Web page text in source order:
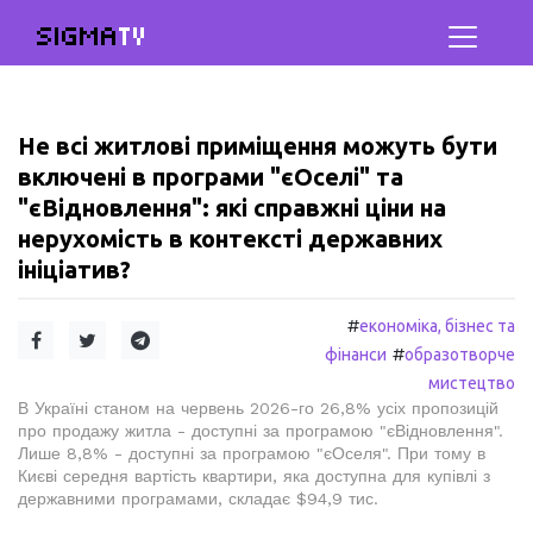
SIGMATV
Не всі житлові приміщення можуть бути
включені в програми "єОселі" та
"єВідновлення": які справжні ціни на
нерухомість в контексті державних
ініціатив?
#економіка, бізнес та
фінанси #образотворче
мистецтво
В Україні станом на червень 2026-го 26,8% усіх пропозицій
про продажу житла - доступні за програмою "єВідновлення".
Лише 8,8% - доступні за програмою "єОселя". При тому в
Києві середня вартість квартири, яка доступна для купівлі з
державними програмами, складає $94,9 тис.